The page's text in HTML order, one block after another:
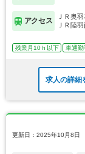
アクセス
ＪＲ奥
ＪＲ陸
残業月10ｈ以下 車通勤
求人の詳細
更新日：2025年10月8日